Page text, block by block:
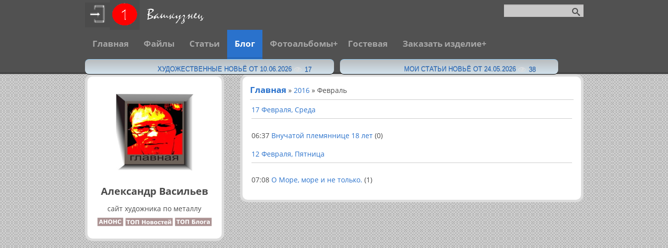
Главная Файлы Статьи Блог Фотоальбомы Гостевая Заказать изделие
ХУДОЖЕСТВЕННЫЕ НОВЬЁ ОТ 10.06.2026 17 · МОИ СТАТЬИ НОВЬЁ ОТ 24.05.2026 38
Александр Васильев
сайт художника по металлу
Главная » 2016 » Февраль
17 Февраля, Среда
06:37 Внучатой племяннице 18 лет (0)
12 Февраля, Пятница
07:08 О Море, море и не только. (1)